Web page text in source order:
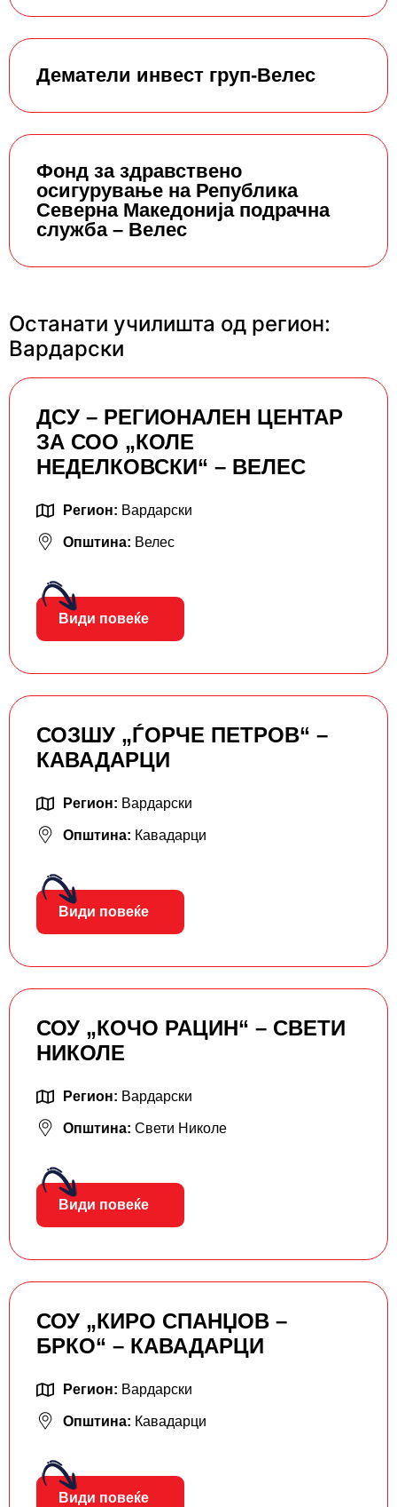
Дематели инвест груп-Велес
Фонд за здравствено
осигурување на Република
Северна Македонија подрачна
служба – Велес
Останати училишта од регион:
Вардарски
ДСУ – РЕГИОНАЛЕН ЦЕНТАР
ЗА СОО „КОЛЕ
НЕДЕЛКОВСКИ“ – ВЕЛЕС
Регион: Вардарски
Општина: Велес
Види повеќе
СОЗШУ „ЃОРЧЕ ПЕТРОВ“ –
КАВАДАРЦИ
Регион: Вардарски
Општина: Кавадарци
Види повеќе
СОУ „КОЧО РАЦИН“ – СВЕТИ
НИКОЛЕ
Регион: Вардарски
Општина: Свети Николе
Види повеќе
СОУ „КИРО СПАНЏОВ –
БРКО“ – КАВАДАРЦИ
Регион: Вардарски
Општина: Кавадарци
Види повеќе